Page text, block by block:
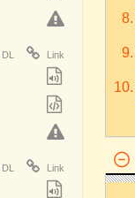
DL Link
DL Link